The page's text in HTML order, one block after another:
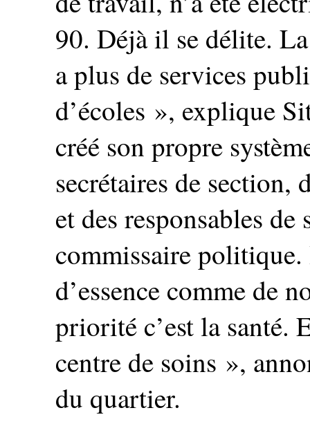
90. Déjà il se délite.
a plus de services
d’écoles », explique
créé son propre
secrétaires de section,
et des responsables
commissaire
d’essence comme de
priorité c’est la santé.
centre de soins »,
du quartier.